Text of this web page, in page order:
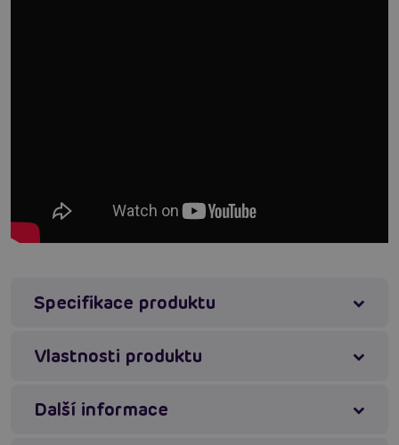
Specifikace produktu
Vlastnosti produktu
Další informace